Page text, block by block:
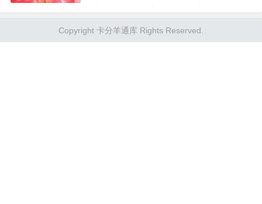
深圳。这些地方不仅便于集中管理库
存，还能快速响应全国范围内的客户...
Copyright 卡分羊通库 Rights Reserved.